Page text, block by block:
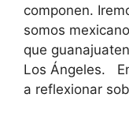
componen.
somos
que
Los Ángeles.
a reflexionar